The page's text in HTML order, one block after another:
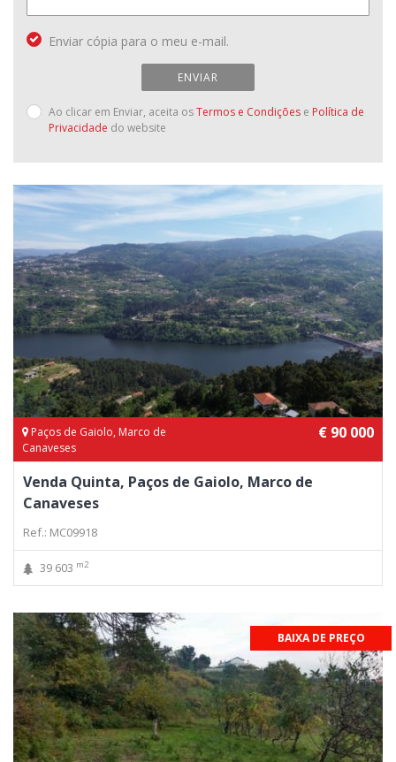
Enviar cópia para o meu e-mail.
ENVIAR
Ao clicar em Enviar, aceita osTermos e Condições e Política de
Privacidade do website
Paços de Gaiolo, Marco de
Canaveses
€ 90 000
Venda Quinta, Paços de Gaiolo, Marco de
Canaveses
Ref.: MC09918
39 603 m2
BAIXA DE PREÇO